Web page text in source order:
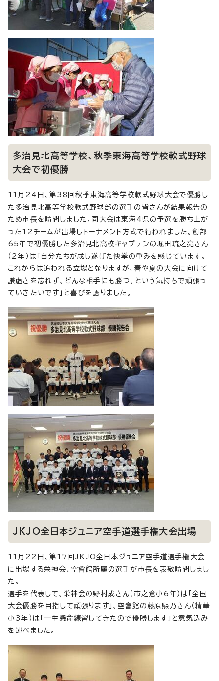
多治見北高等学校、秋季東海高等学校軟式野球
大会で初優勝
11月24日、第38回秋季東海高等学校軟式野球大会で優勝し
た多治見北高等学校軟式野球部の選手の皆さんが結果報告の
ため市長を訪問しました。同大会は東海4県の予選を勝ち上が
った12チームが出場しトーナメント方式で行われました。創部
65年で初優勝した多治見北高校キャプテンの堀田琉之亮さん
（2年）は「自分たちが成し遂げた快挙の重みを感じています。
これからは追われる立場となりますが、春や夏の大会に向けて
謙虚さを忘れず、どんな相手にも勝つ、という気持ちで頑張っ
ていきたいです」と喜びを語りました。
JKJO全日本ジュニア空手道選手権大会出場
11月22日、第17回JKJO全日本ジュニア空手道選手権大会
に出場する栄神会、空會館所属の選手が市長を表敬訪問しまし
た。
選手を代表して、栄神会の野村成さん（市之倉小6年）は「全国
大会優勝を目指して頑張ります」、空會館の藤原煕乃さん（精華
小3年）は「一生懸命練習してきたので優勝します」と意気込み
を述べました。